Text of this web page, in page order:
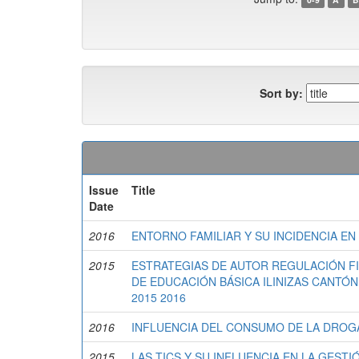
Sort by:
Issue
Date
Title
2016 ENTORNO FAMILIAR Y SU INCIDENCIA
2015
ESTRATEGIAS DE AUTOR REGULACIÓN
DE EDUCACIÓN BÁSICA ILINIZAS
2015 2016
2016 INFLUENCIA DEL CONSUMO DE LA